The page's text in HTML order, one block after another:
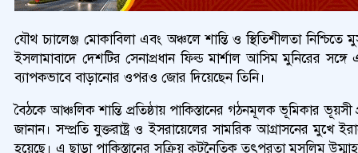
যৌথ চ্যালেঞ্জ মোকাবিলা এবং অঞ্চলে শান্তি ও স্থিতিশীলতা
ইসলামাবাদে দেশটির সেনাপ্রধান ফিল্ড মার্শাল আসিম মুনিরের
ব্যাপকভাবে বাড়ানোর ওপরও জোর দিয়েছেন তিনি।
বৈঠকে আঞ্চলিক শান্তি প্রতিষ্ঠায় পাকিস্তানের গঠনমূলক ভূমিকার
জানান। সম্প্রতি যুক্তরাষ্ট্র ও ইসরায়েলের সামরিক আগ্রাসনের মুখে
হয়েছে। এ ছাড়া পাকিস্তানের সক্রিয় কূটনৈতিক তৎপরতা মুসলিম